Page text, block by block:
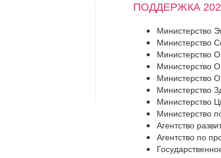
ПОДДЕРЖКА
Министерство
Министерство
Министерство
Министерство
Министерство
Министерство
Министерство
Министерство
Агентство
Агентство по